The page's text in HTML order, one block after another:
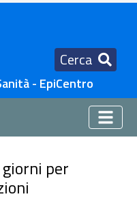
Cerca
- EpiCentro
per